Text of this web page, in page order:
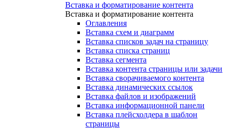
Вставка и форматирование контента
Вставка и форматирование контента
Оглавления
Вставка схем и диаграмм
Вставка списков задач на страницу
Вставка списка страниц
Вставка сегмента
Вставка контента страницы или задачи
Вставка сворачиваемого контента
Вставка динамических ссылок
Вставка файлов и изображений
Вставка информационной панели
Вставка плейсхолдера в шаблон
страницы